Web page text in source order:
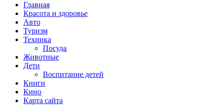
Главная
Красота и здоровье
Авто
Туризм
Техника
Посуда
Животные
Дети
Воспитание детей
Книги
Кино
Карта сайта